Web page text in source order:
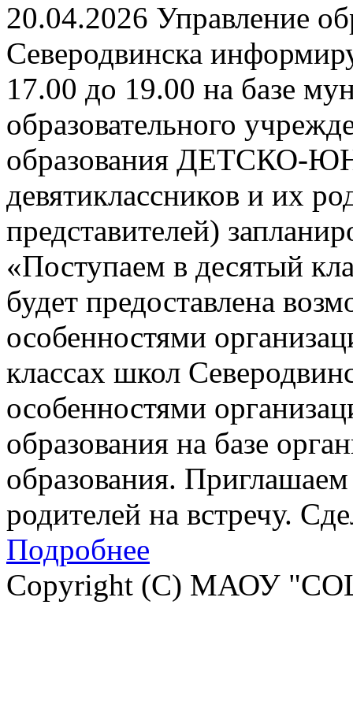
20.04.2026 Управление
Северодвинска
17.00 до 19.00 на базе
образовательного
образования
девятиклассников и их
представителей)
«Поступаем в десятый
будет предоставлена
особенностями
классах школ
особенностями
образования на базе
образования.
родителей на встречу.
Подробнее
Copyright (C) МАОУ